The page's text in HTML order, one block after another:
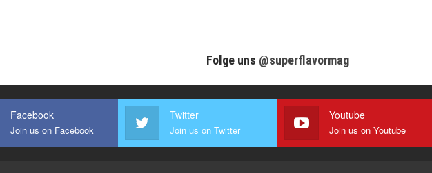
Folge uns @superflavormag
Facebook
Join us on Facebook
Twitter
Join us on Twitter
Youtube
Join us on Youtube